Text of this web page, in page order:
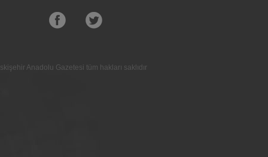
Anadolu Gazetesi tüm hakları saklıdır